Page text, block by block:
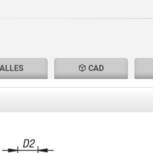
CAD